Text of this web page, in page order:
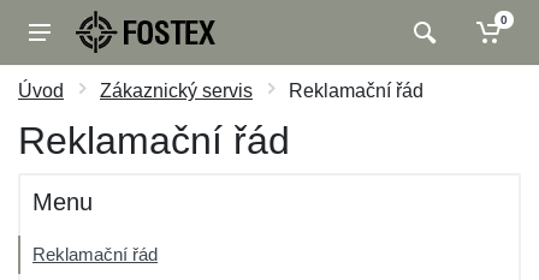
0
Úvod Zákaznický servis Reklamační řád
Reklamační řád
Menu
Reklamační řád